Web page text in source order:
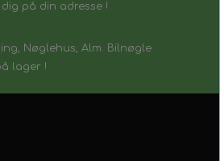
på din adresse !
Nøglehus, Alm. Bilnøgle
lager !